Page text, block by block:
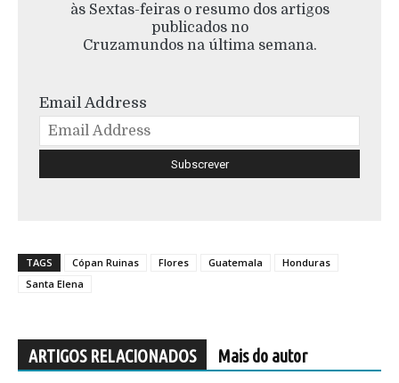
às Sextas-feiras o resumo dos artigos
publicados no
Cruzamundos na última semana.
Email Address
TAGS Cópan Ruinas Flores Guatemala
Honduras
Santa Elena
ARTIGOS RELACIONADOS Mais do autor